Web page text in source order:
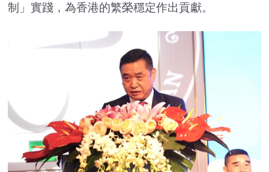
制」實踐，為香港的繁榮穩定作出貢獻。